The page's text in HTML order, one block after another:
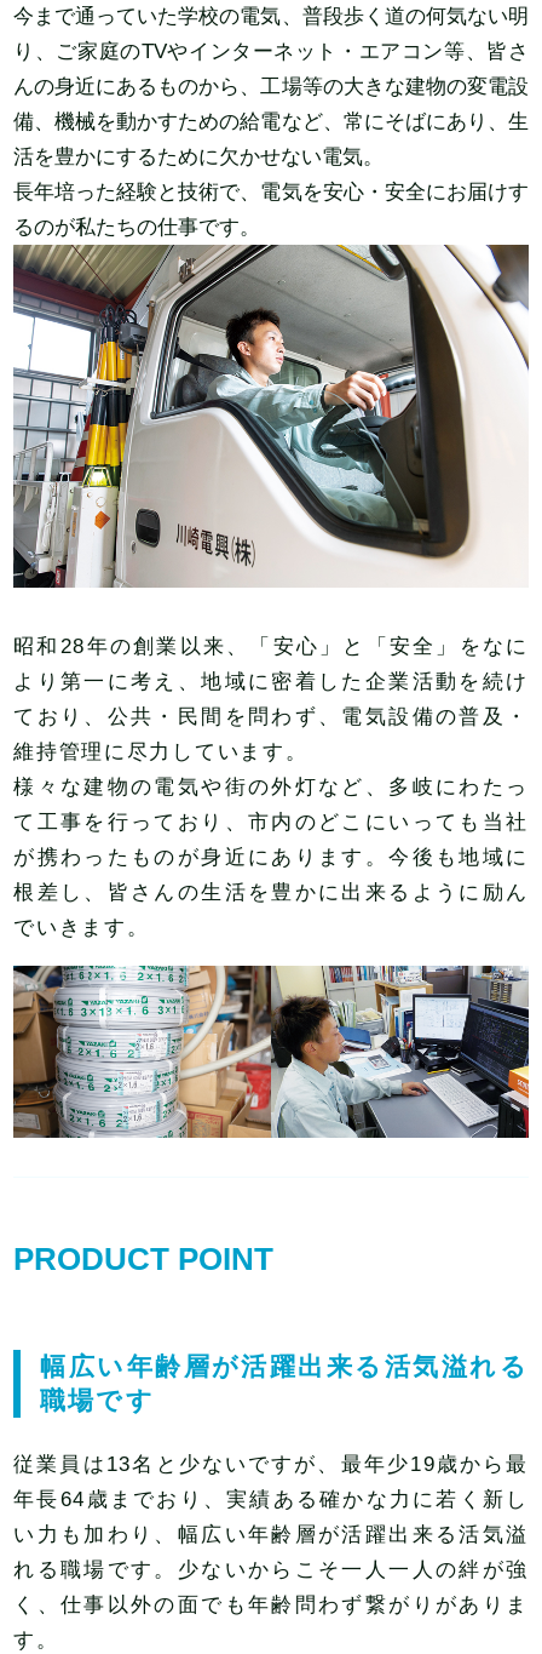
今まで通っていた学校の電気、普段歩く道の何気ない明
り、ご家庭のTVやインターネット・エアコン等、皆さ
んの身近にあるものから、工場等の大きな建物の変電設
備、機械を動かすための給電など、常にそばにあり、生
活を豊かにするために欠かせない電気。
長年培った経験と技術で、電気を安心・安全にお届けす
るのが私たちの仕事です。
昭和28年の創業以来、「安心」と「安全」をなに
より第一に考え、地域に密着した企業活動を続け
ており、公共・民間を問わず、電気設備の普及・
維持管理に尽力しています。
様々な建物の電気や街の外灯など、多岐にわたっ
て工事を行っており、市内のどこにいっても当社
が携わったものが身近にあります。今後も地域に
根差し、皆さんの生活を豊かに出来るように励ん
でいきます。
PRODUCT POINT
幅広い年齢層が活躍出来る活気溢れる
職場です
従業員は13名と少ないですが、最年少19歳から最
年長64歳までおり、実績ある確かな力に若く新し
い力も加わり、幅広い年齢層が活躍出来る活気溢
れる職場です。少ないからこそ一人一人の絆が強
く、仕事以外の面でも年齢問わず繋がりがありま
す。